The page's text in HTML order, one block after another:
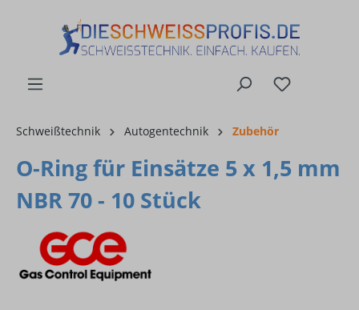
Schweißtechnik Autogentechnik Zubehör
O-Ring für Einsätze 5 x 1,5 mm
NBR 70 - 10 Stück